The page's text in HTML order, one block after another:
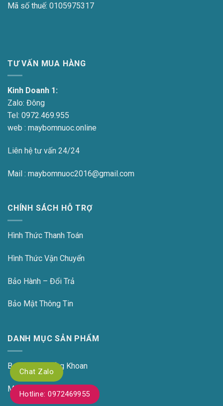
Chat Zalo
Hotline: 0972469955
Mã số thuế: 0105975317
TƯ VẤN MUA HÀNG
Kinh Doanh 1:
Zalo: Đông
Tel: 0972.469.955
web : maybomnuoc.online
Liên hệ tư vấn 24/24
Mail : maybomnuoc2016@gmail.com
CHÍNH SÁCH HỖ TRỢ
Hình Thức Thanh Toán
Hình Thức Vận Chuyển
Bảo Hành – Đổi Trả
Bảo Mật Thông Tin
DANH MỤC SẢN PHẨM
Bơm Chìm Giếng Khoan
Máy Thổi Khí